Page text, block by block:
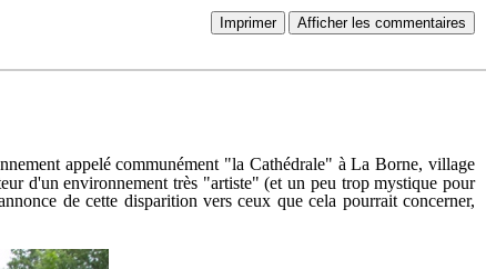
Imprimer Afficher les commentaires
appelé communément "la Cathédrale" à La Borne, village
d'un environnement très "artiste" (et un peu trop mystique pour
de cette disparition vers ceux que cela pourrait concerner,